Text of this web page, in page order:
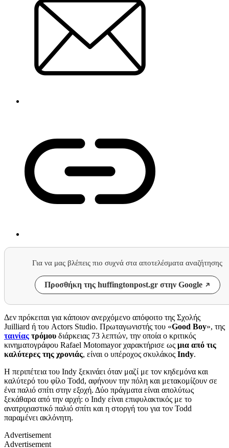
Για να μας βλέπεις πιο συχνά στα αποτελέσματα αναζήτησης
Προσθήκη της huffingtonpost.gr στην Google
Δεν πρόκειται για κάποιον ανερχόμενο απόφοιτο της Σχολής
Juilliard ή του Actors Studio. Πρωταγωνιστής του «Good Boy», της
ταινίας τρόμου διάρκειας 73 λεπτών, την οποία ο κριτικός
κινηματογράφου Rafael Motomayor χαρακτήρισε ως μια από τις
καλύτερες της χρονιάς, είναι ο υπέροχος σκυλάκος Indy.
Η περιπέτεια του Indy ξεκινάει όταν μαζί με τον κηδεμόνα και
καλύτερό του φίλο Todd, αφήνουν την πόλη και μετακομίζουν σε
ένα παλιό σπίτι στην εξοχή. Δύο πράγματα είναι απολύτως
ξεκάθαρα από την αρχή: ο Indy είναι επιφυλακτικός με το
ανατριχιαστικό παλιό σπίτι και η στοργή του για τον Todd
παραμένει ακλόνητη.
Advertisement
Advertisement